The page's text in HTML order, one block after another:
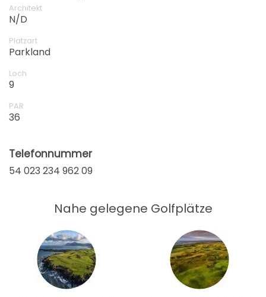
Architekt
N/D
Platzart
Parkland
Loch
9
PAR
36
Telefonnummer
54 023 234 962 09
Nahe gelegene Golfplätze